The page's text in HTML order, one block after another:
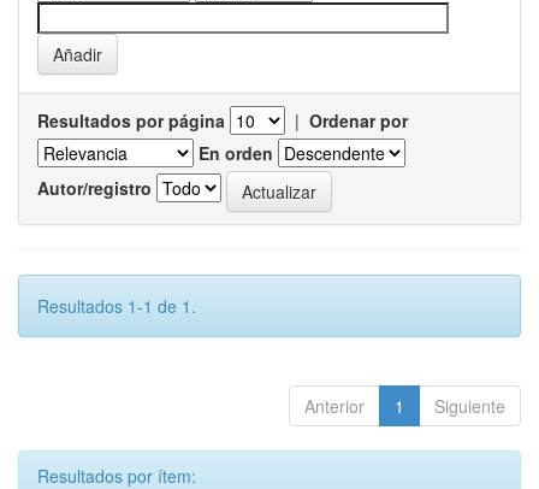
Resultados por página | Ordenar por
En orden
Autor/registro
Resultados 1-1 de 1.
Anterior 1 Siguiente
Resultados por ítem: